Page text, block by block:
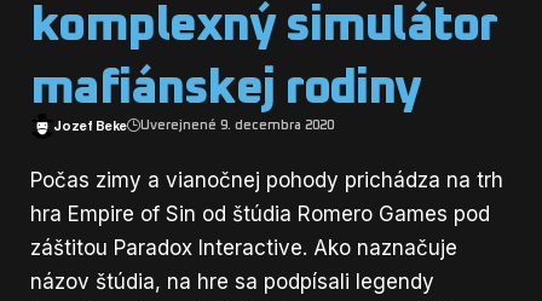
komplexný simulátor
mafiánskej rodiny
Jozef Beke Uverejnené 9. decembra 2020
Počas zimy a vianočnej pohody prichádza na trh
hra Empire of Sin od štúdia Romero Games pod
záštitou Paradox Interactive. Ako naznačuje
názov štúdia, na hre sa podpísali legendy